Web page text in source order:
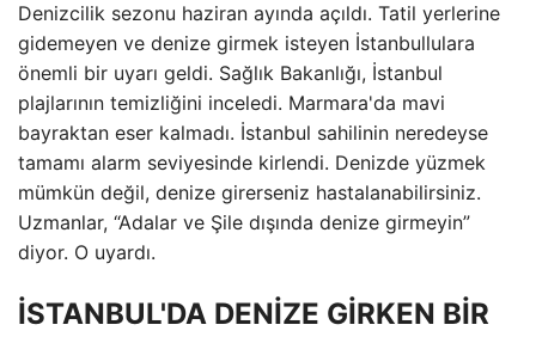
Denizcilik sezonu haziran ayında açıldı. Tatil yerlerine
gidemeyen ve denize girmek isteyen İstanbullulara
önemli bir uyarı geldi. Sağlık Bakanlığı, İstanbul
plajlarının temizliğini inceledi. Marmara'da mavi
bayraktan eser kalmadı. İstanbul sahilinin neredeyse
tamamı alarm seviyesinde kirlendi. Denizde yüzmek
mümkün değil, denize girerseniz hastalanabilirsiniz.
Uzmanlar, “Adalar ve Şile dışında denize girmeyin”
diyor. O uyardı.
İSTANBUL'DA DENİZE GİRKEN BİR